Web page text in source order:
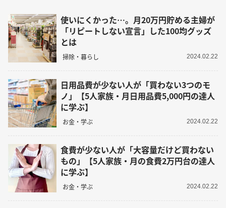
使いにくかった…。月20万円貯める主婦が
「リピートしない宣言」した100均グッズ
とは
掃除・暮らし 2024.02.22
日用品費が少ない人が「買わない3つのモ
ノ」【5人家族・月日用品費5,000円の達人
に学ぶ】
お金・学ぶ 2024.02.22
食費が少ない人が「大容量だけど買わない
もの」【5人家族・月の食費2万円台の達人
に学ぶ】
お金・学ぶ 2024.02.22